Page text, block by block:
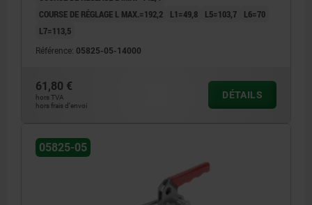
COURSE DE RÉGLAGE L MAX.=192,2
L1=49,8 L5=103,7
L6=70
L7=113,5
Référence: 05825-05-14000
61,80 €
hors TVA
hors frais d’envoi
DÉTAILS
05825-05